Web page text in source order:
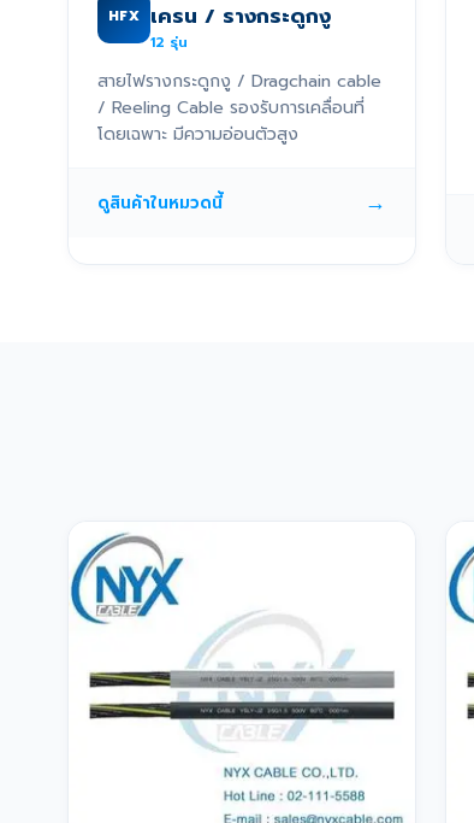
HFX เครน / รางกระดูกงู
12 รุ่น
สายไฟรางกระดูกงู / Dragchain cable
/ Reeling Cable รองรับการเคลื่อนที่
โดยเฉพาะ มีความอ่อนตัวสูง
ดูสินค้าในหมวดนี้ →